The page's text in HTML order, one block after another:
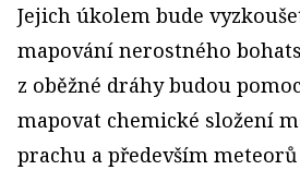
Jejich úkolem bude
mapování nerostného
z oběžné dráhy budou
mapovat chemické složení
prachu a především